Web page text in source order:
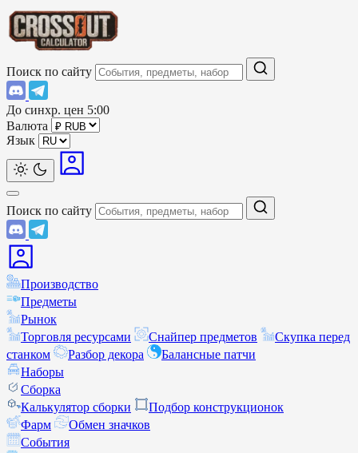
Поиск по сайту
До синхр. цен 5:00
Валюта
Язык
Поиск по сайту
Производство
Предметы
Рынок
Торговля ресурсами
Снайпер предметов
Скупка перед
станком
Разбор декора
Балансные патчи
Наборы
Сборка
Калькулятор сборки
Подбор конструкционок
Фарм
Обмен значков
События